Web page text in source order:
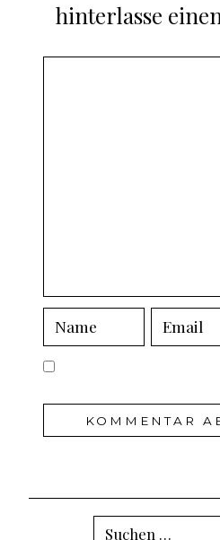
hinterlasse
Suchen